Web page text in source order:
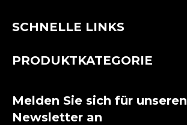
SCHNELLE LINKS
PRODUKTKATEGORIE
Melden Sie sich für unseren
Newsletter an